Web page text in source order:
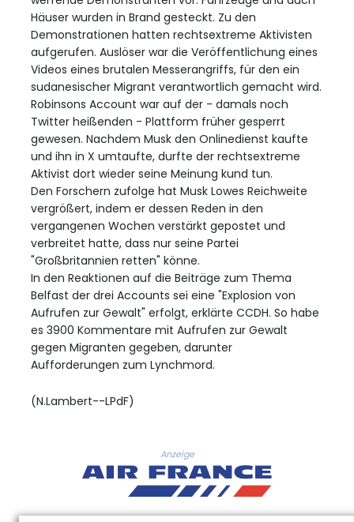
Häuser wurden in Brand gesteckt. Zu den
Demonstrationen hatten rechtsextreme Aktivisten
aufgerufen. Auslöser war die Veröffentlichung eines
Videos eines brutalen Messerangriffs, für den ein
sudanesischer Migrant verantwortlich gemacht wird.
Robinsons Account war auf der - damals noch
Twitter heißenden - Plattform früher gesperrt
gewesen. Nachdem Musk den Onlinedienst kaufte
und ihn in X umtaufte, durfte der rechtsextreme
Aktivist dort wieder seine Meinung kund tun.
Den Forschern zufolge hat Musk Lowes Reichweite
vergrößert, indem er dessen Reden in den
vergangenen Wochen verstärkt gepostet und
verbreitet hatte, dass nur seine Partei
"Großbritannien retten" könne.
In den Reaktionen auf die Beiträge zum Thema
Belfast der drei Accounts sei eine "Explosion von
Aufrufen zur Gewalt" erfolgt, erklärte CCDH. So habe
es 3900 Kommentare mit Aufrufen zur Gewalt
gegen Migranten gegeben, darunter
Aufforderungen zum Lynchmord.
(N.Lambert--LPdF)
Anzeige